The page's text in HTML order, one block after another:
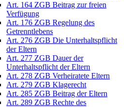
Art. 164 ZGB Beitrag zur freien
Verfügung
Art. 176 ZGB Regelung des
Getrenntlebens
Art. 276 ZGB Die Unterhaltspflicht
der Eltern
Art. 277 ZGB Dauer der
Unterhaltspflicht der Eltern
Art. 278 ZGB Verheiratete Eltern
Art. 279 ZGB Klagerecht
Art. 285 ZGB Beitrag der Eltern
Art. 289 ZGB Rechte des